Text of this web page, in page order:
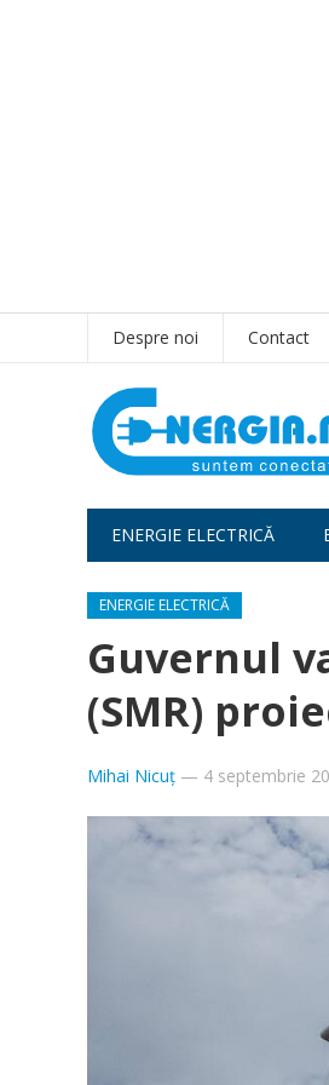
Despre noi Contact
ENERGIE ELECTRICĂ
ENERGIE ELECTRICĂ
Guvernul
(SMR)
Mihai Nicuț — 4 septembrie